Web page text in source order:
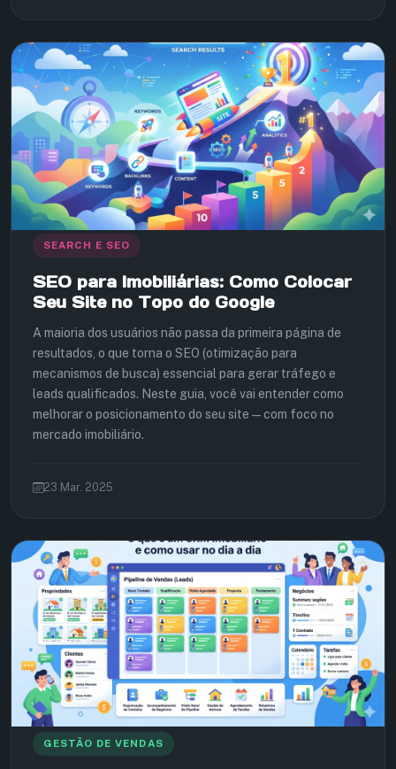
SEARCH E SEO
SEO para Imobiliárias: Como Colocar
Seu Site no Topo do Google
A maioria dos usuários não passa da primeira página de
resultados, o que torna o SEO (otimização para
mecanismos de busca) essencial para gerar tráfego e
leads qualificados. Neste guia, você vai entender como
melhorar o posicionamento do seu site — com foco no
mercado imobiliário.
23 Mar. 2025
GESTÃO DE VENDAS